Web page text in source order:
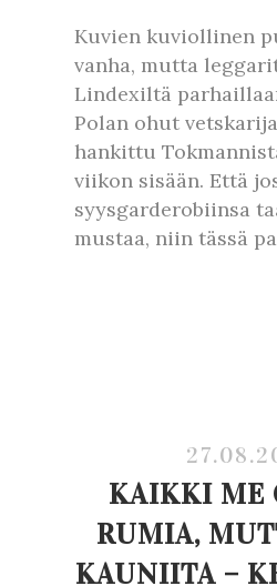
Kuvien kuviollinen
vanha, mutta
Lindexiltä
Polan ohut
hankittu
viikon sisään. Että
syysgarderobiinsa
mustaa, niin tässä
KAIKKI ME
RUMIA,
KAUNIITA –